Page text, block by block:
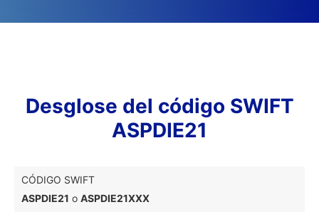
Desglose del código SWIFT
ASPDIE21
CÓDIGO SWIFT
ASPDIE21 o ASPDIE21XXX